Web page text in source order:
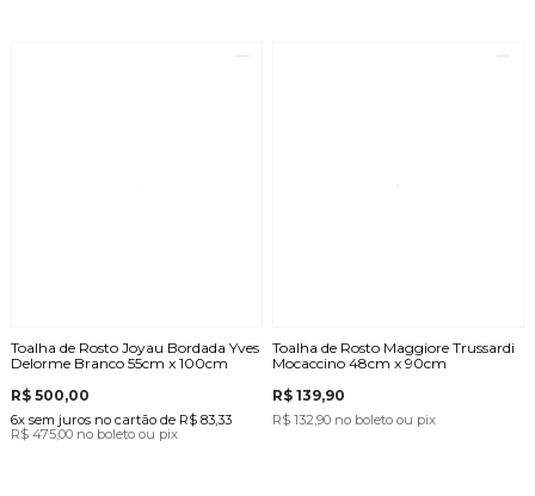
Toalha de Rosto Joyau Bordada Yves
Delorme Branco 55cm x 100cm
R$ 500,00
6x sem juros no cartãode R$ 83,33
R$ 475,00 no boleto ou pix
Toalha de Rosto Maggiore Trussardi
Mocaccino 48cm x 90cm
R$ 139,90
R$ 132,90 no boleto ou pix